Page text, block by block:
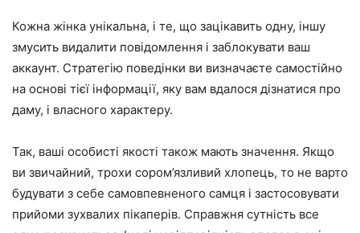
Кожна жінка унікальна, і те, що зацікавить одну, іншу
змусить видалити повідомлення і заблокувати ваш
аккаунт. Стратегію поведінки ви визначаєте самостійно
на основі тієї інформації, яку вам вдалося дізнатися про
даму, і власного характеру.
Так, ваші особисті якості також мають значення. Якщо
ви звичайний, трохи сором’язливий хлопець, то не варто
будувати з себе самовпевненого самця і застосовувати
прийоми зухвалих пікаперів. Справжня сутність все